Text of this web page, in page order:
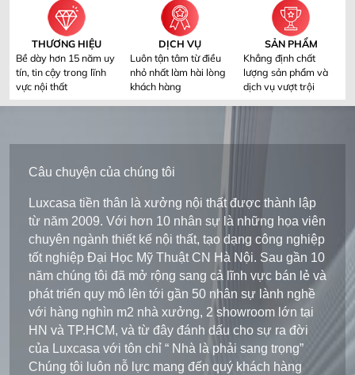
THƯƠNG HIỆU
Bề dày hơn 15 năm uy
tín, tin cậy trong lĩnh
vực nội thất
DỊCH VỤ
Luôn tận tâm từ điều
nhỏ nhất làm hài lòng
khách hàng
SẢN PHẨM
Khẳng định chất
lượng sản phẩm và
dịch vụ vượt trội
Câu chuyện của chúng tôi
Luxcasa tiền thân là xưởng nội thất được thành lập
từ năm 2009. Với hơn 10 nhân sự là những họa viên
chuyên ngành thiết kế nội thất, tạo dạng công nghiệp
tốt nghiệp Đại Học Mỹ Thuật CN Hà Nội. Sau gần 10
năm chúng tôi đã mở rộng sang cả lĩnh vực bán lẻ và
phát triển quy mô lên tới gần 50 nhân sự lành nghề
với hàng nghìn m2 nhà xưởng, 2 showroom lớn tại
HN và TP.HCM, và từ đây đánh dấu cho sự ra đời
của Luxcasa với tôn chỉ “ Nhà là phải sang trọng”
Chúng tôi luôn nỗ lực mang đến quý khách hàng